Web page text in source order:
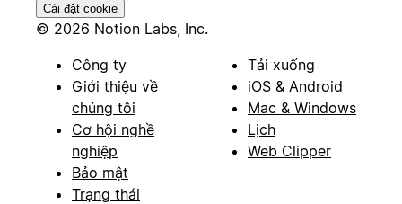
Cài đặt cookie
© 2026 Notion Labs, Inc.
Công ty
Giới thiệu về
chúng tôi
Cơ hội nghề
nghiệp
Bảo mật
Trạng thái
Tải xuống
iOS & Android
Mac & Windows
Lịch
Web Clipper